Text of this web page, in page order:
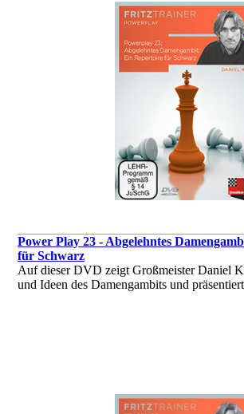
Power Play 23 - Abgelehntes
für Schwarz
Auf dieser DVD zeigt Großmeister Daniel
und Ideen des Damengambits und